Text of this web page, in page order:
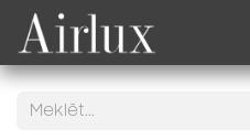
Skip to Content